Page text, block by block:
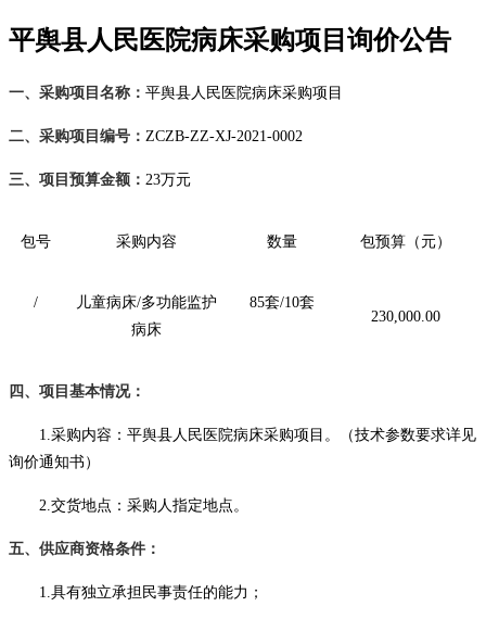
平舆县人民医院病床采购项目询价公告
一、采购项目名称： 平舆县人 民医 院病床采购项目
二、采购项目编号： ZCZB-ZZ-XJ-2021-0002
三、项目预算金额： 23万元
包号 采购内容 数量 包预算（元）
/ 儿童病床/多功能监护
病床
85套/10套
230,000.00
四 、项目基本情况：
1.采购内容： 平舆县人民医院病床采购项目 。（技术参数要求详见
询价通知书）
2.交货地点：采购人指定地点。
五、供应商资格条件：
1.具有独立承担民事责任的能力；